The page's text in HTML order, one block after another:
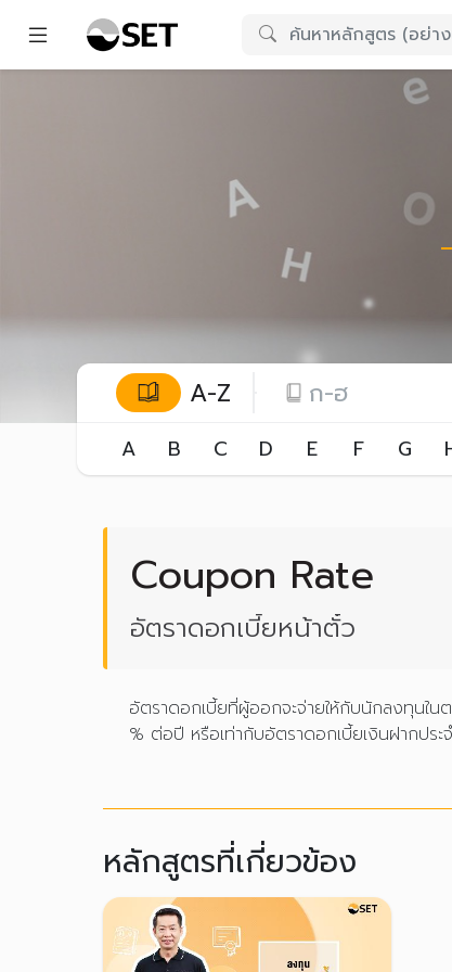
A-Z ก-ฮ
A B C D E F G
Coupon Rate
อัตราดอกเบี้ยหน้าตั๋ว
อัตราดอกเบี้ยที่ผู้ออกจะจ่ายให้กับนักลงทุนใ
% ต่อปี หรือเท่ากับอัตราดอกเบี้ยเงินฝากปร
หลักสูตรที่เกี่ยวข้อง